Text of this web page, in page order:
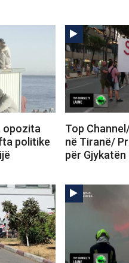
opozita
politike
Top
në Tiranë/
për